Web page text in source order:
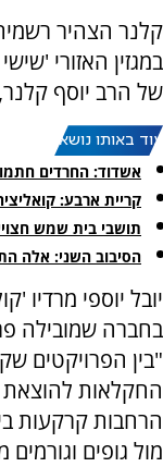
קלנר הצהיר
במגזין האזורי
של הרב יוסף
עוד באותו נושא:
אשדוד: החרדים חתמו
קריית ארבע:
תושבי בית שמש
הסיבוב השני: אלה
יובל יוספי מרדיו
בחברה שמובילה
"בין הפרויקטים
החקלאות להוצאת
הרחבות קרקעות
מול גופים